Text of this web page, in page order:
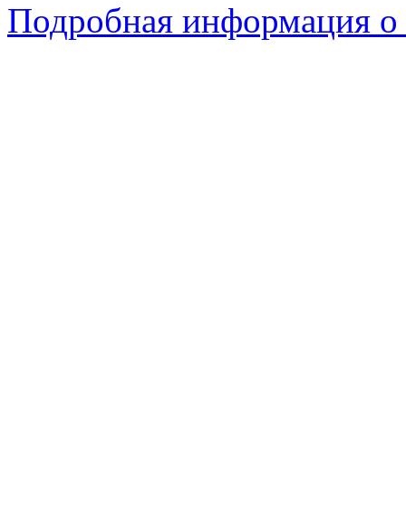
Подробная информация о